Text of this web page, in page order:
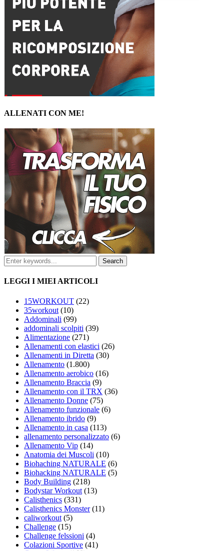
ALLENATI CON ME!
LEGGI I MIEI ARTICOLI
15WORKOUT (22)
35workout (10)
Addominali (99)
addominali scolpiti (39)
Alimentazione (271)
Allenamenti con elastici (26)
Allenamenti in Diretta (30)
Allenamento (1.800)
Allenamento aerobico (16)
Allenamento Braccia (9)
Allenamento con il TRX (36)
Allenamento Donne (75)
Allenamento funzionale (6)
Allenamento ibrido (9)
Allenamento in casa (113)
allenamento personalizzato (6)
Allenamento Vip (14)
Anatomia dei Muscoli (10)
Biohaching NATURALE (6)
Biohacking NATURALE (5)
Body Building (218)
Bodystar Workout (13)
Calisthenics (331)
Calisthenics Monster(11)
caliworkout (5)
Challenge (15)
Challenge felssioni (4)
Colazioni Sportive (41)